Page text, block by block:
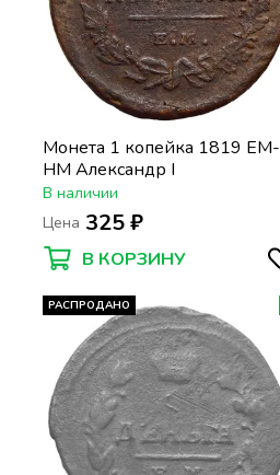
Монета 1 копейка 1819 ЕМ-
НМ Александр I
В наличии
Цена 325 ₽
В КОРЗИНУ
РАСПРОДАНО